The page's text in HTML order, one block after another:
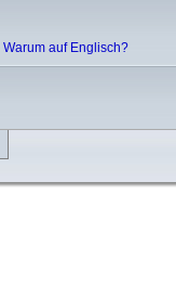
Warum auf Englisch?